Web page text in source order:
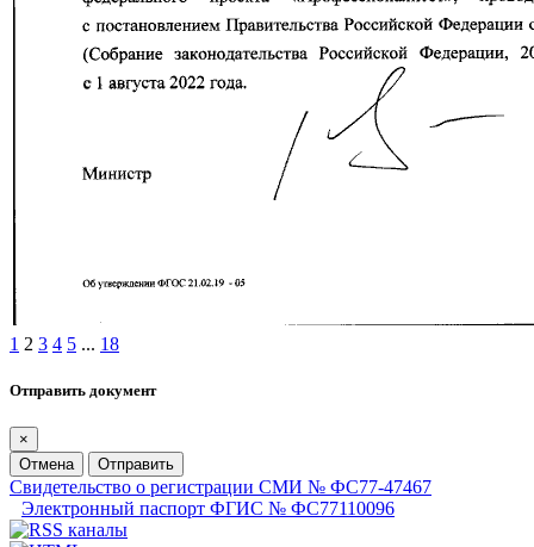
1 2 3 4 5 ... 18
Отправить документ
×
Отмена
Отправить
Свидетельство о регистрации СМИ № ФС77-47467
Электронный паспорт ФГИС № ФС77110096